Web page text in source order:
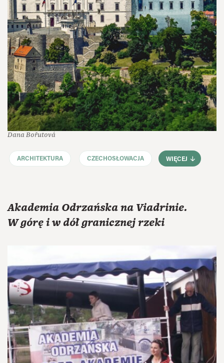
Dana Bořutová
ARCHITEKTURA CZECHOSŁOWACJA WIĘCEJ
Akademia Odrzańska na Viadrinie.
W górę i w dół granicznej rzeki